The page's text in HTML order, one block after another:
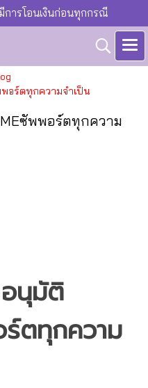
การโอนเงินก่อนทุกกรณี
พอร์ตทุกความจำเป็น
ซัพพอร์ตทุกความ
อนุมัติ
ตทุกความ